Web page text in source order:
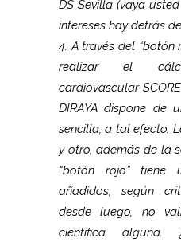
DS Sevilla (vaya
intereses hay detrás
4. A través del “botón
realizar el
cardiovascular-
DIRAYA dispone de
sencilla, a tal efecto.
y otro, además de la
“botón rojo” tiene
añadidos, según
desde luego, no
científica alguna.